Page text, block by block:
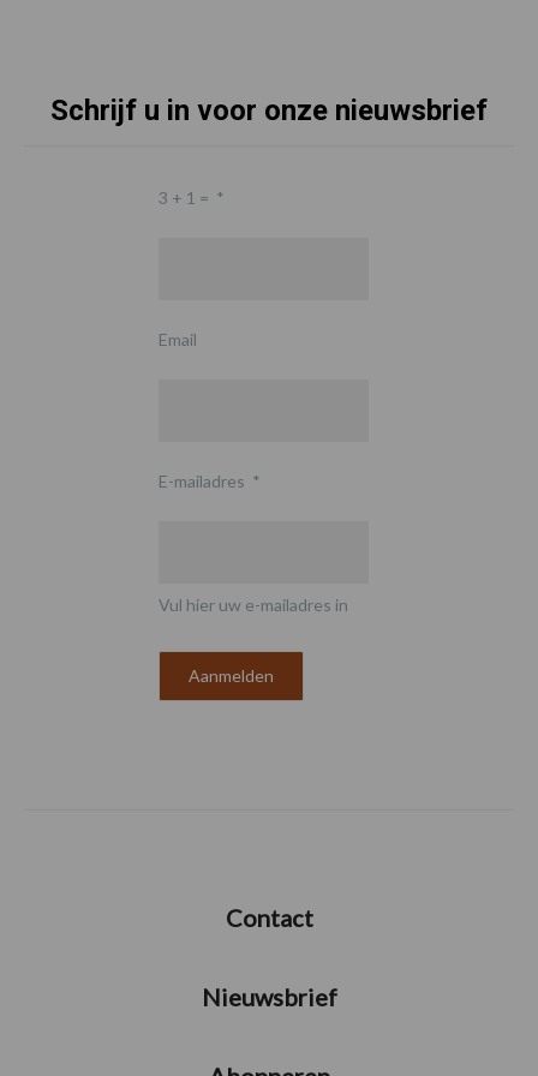
Schrijf u in voor onze nieuwsbrief
3 + 1 = *
Email
E-mailadres *
Vul hier uw e-mailadres in
Contact
Nieuwsbrief